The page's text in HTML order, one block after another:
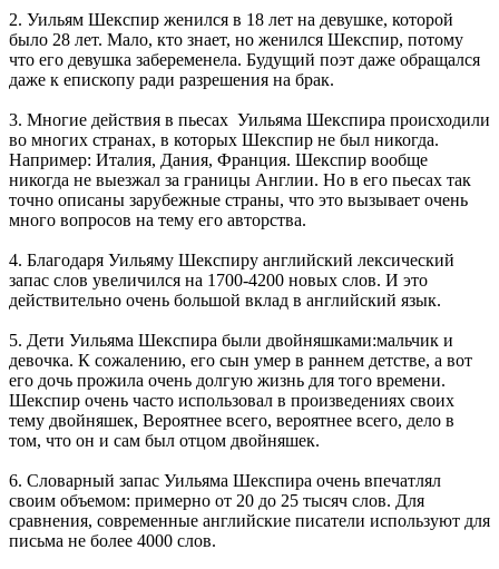
2. Уильям Шекспир женился в 18 лет на девушке, которой
было 28 лет. Мало, кто знает, но женился Шекспир, потому
что его девушка забеременела. Будущий поэт даже обращался
даже к епископу ради разрешения на брак.
3. Многие действия в пьесах Уильяма Шекспира происходили
во многих странах, в которых Шекспир не был никогда.
Например: Италия, Дания, Франция. Шекспир вообще
никогда не выезжал за границы Англии. Но в его пьесах так
точно описаны зарубежные страны, что это вызывает очень
много вопросов на тему его авторства.
4. Благодаря Уильяму Шекспиру английский лексический
запас слов увеличился на 1700-4200 новых слов. И это
действительно очень большой вклад в английский язык.
5. Дети Уильяма Шекспира были двойняшками:мальчик и
девочка. К сожалению, его сын умер в раннем детстве, а вот
его дочь прожила очень долгую жизнь для того времени.
Шекспир очень часто использовал в произведениях своих
тему двойняшек, Вероятнее всего, вероятнее всего, дело в
том, что он и сам был отцом двойняшек.
6. Словарный запас Уильяма Шекспира очень впечатлял
своим объемом: примерно от 20 до 25 тысяч слов. Для
сравнения, современные английские писатели используют для
письма не более 4000 слов.